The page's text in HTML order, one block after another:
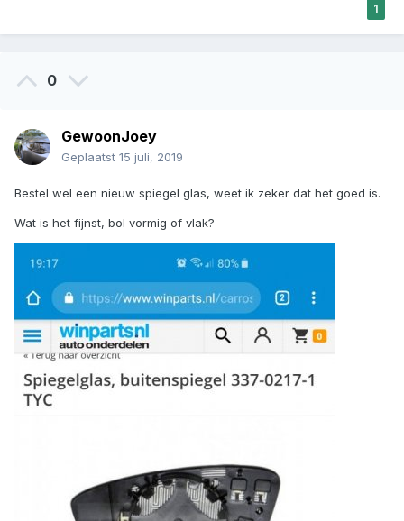
1
0
GewoonJoey
Geplaatst 15 juli, 2019
Bestel wel een nieuw spiegel glas, weet ik zeker dat het goed is.
Wat is het fijnst, bol vormig of vlak?